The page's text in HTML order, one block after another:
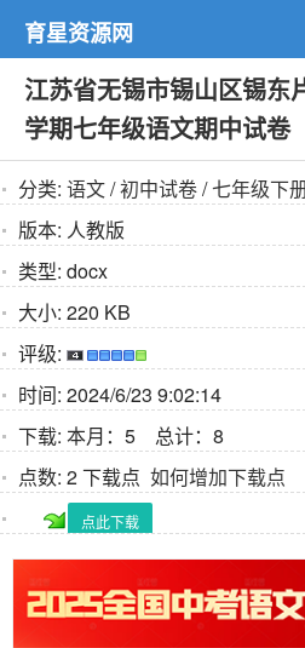
育星资源网
江苏省无锡市锡山区锡东
学期七年级语文期中试卷
分类: 语文/初中试卷/七年级下
版本: 人教版
类型: docx
大小: 220 KB
评级:
时间: 2024/6/23 9:02:14
下载: 本月：5 总计：8
点数: 2 下载点 如何增加下载点
点此下载